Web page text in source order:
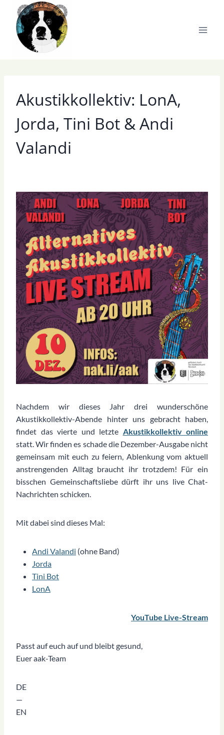
Inhalt
springen
Akustikkollektiv: LonA,
Jorda, Tini Bot & Andi
Valandi
Nachdem wir dieses Jahr drei wunderschöne
Akustikkollektiv-Abende hinter uns gebracht haben,
findet das vierte und letzte Akustikkollektiv online
statt. Wir finden es schade die Dezember-Ausgabe nicht
gemeinsam mit euch zu feiern, Ablenkung vom aktuell
anstrengenden Alltag braucht ihr trotzdem! Für ein
bisschen Gemeinschaftsliebe dürft ihr uns live Chat-
Nachrichten schicken.
Mit dabei sind dieses Mal:
Andi Valandi (ohne Band)
Jorda
Tini Bot
LonA
YouTube Live-Stream
Passt auf euch auf und bleibt gesund,
Euer aak-Team
DE
—
EN